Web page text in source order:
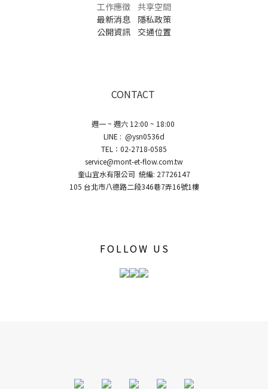
工作應徵 共享空間
最新消息
隱私政策
公開資訊
交通位置
CONTACT
週一 ~ 週六 12:00 ~ 18:00
LINE : @ysn0536d
TEL：02-2718-0585
service@mont-et-flow.com.tw
奎山宜水有限公司 統編: 27726147
105 台北市八德路二段346巷7弄16號1樓
FOLLOW US